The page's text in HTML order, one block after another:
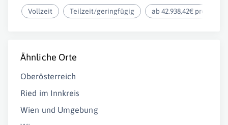
Vollzeit Teilzeit/geringfügig ab 42.938,42€ pro Jahr
Ähnliche Orte
Oberösterreich
Ried im Innkreis
Wien und Umgebung